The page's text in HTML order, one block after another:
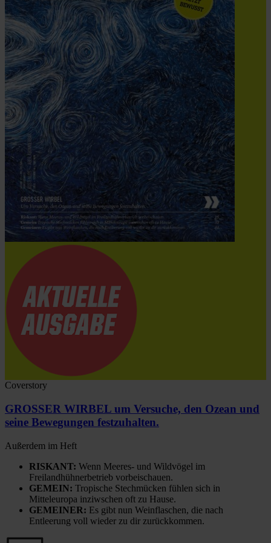
Coverstory
GROSSER WIRBEL um Versuche, den Ozean und
seine Bewegungen festzuhalten.
Außerdem im Heft
RISKANT: Wenn Meeres- und Wildvögel im
Freilandhühnerbetrieb vorbeischauen.
GEMEIN: Tropische Stechmücken fühlen sich in
Mitteleuropa inziwschen oft zu Hause.
GEMEINER: Es gibt nun Weinflaschen, die nach
Entleerung voll wieder zu dir zurückkommen.